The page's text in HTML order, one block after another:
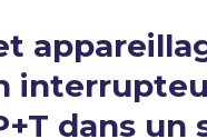
dans